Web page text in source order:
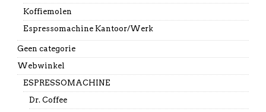
Koffiemolen
Espressomachine Kantoor/Werk
Geen categorie
Webwinkel
ESPRESSOMACHINE
Dr. Coffee